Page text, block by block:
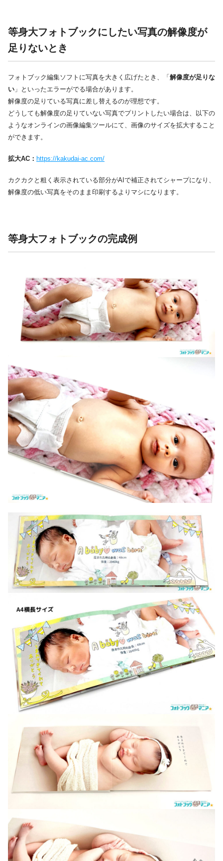
等身大フォトブックにしたい写真の解像度が
足りないとき
フォトブック編集ソフトに写真を大きく広げたとき、「 解像度が足りな
い 」といったエラーがでる場合があります。
解像度の足りている写真に差し替えるのが理想です。
どうしても解像度の足りていない写真でプリントしたい場合は、以下の
ようなオンラインの画像編集ツールにて、画像のサイズを拡大すること
ができます。
拡大AC： https://kakudai-ac.com/
カクカクと粗く表示されている部分がAIで補正されてシャープになり、
解像度の低い写真をそのまま印刷するよりマシになります。
等身大フォトブックの完成例